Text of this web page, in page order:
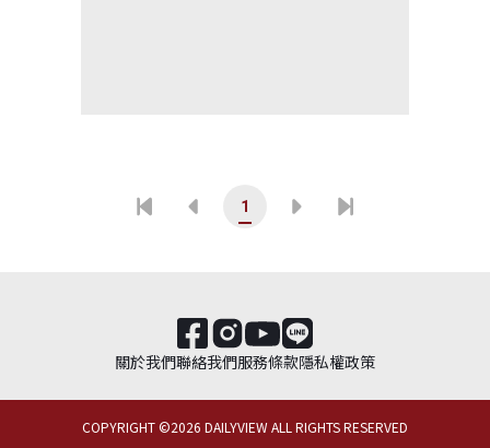
1
關於我們聯絡我們服務條款隱私權政策
COPYRIGHT ©2026 DAILYVIEW ALL RIGHTS RESERVED